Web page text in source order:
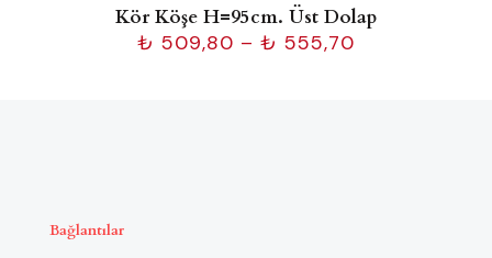
Kör Köşe H=95cm. Üst Dolap
₺ 509,80 – ₺ 555,70
Bağlantılar